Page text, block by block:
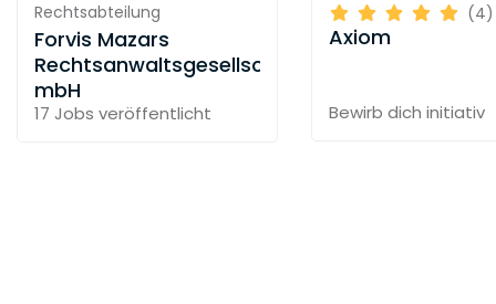
Rechtsabteilung
Forvis Mazars
Rechtsanwaltsgesellschaft
mbH
17 Jobs veröffentlicht
(4)
Axiom
Bewirb dich initiativ